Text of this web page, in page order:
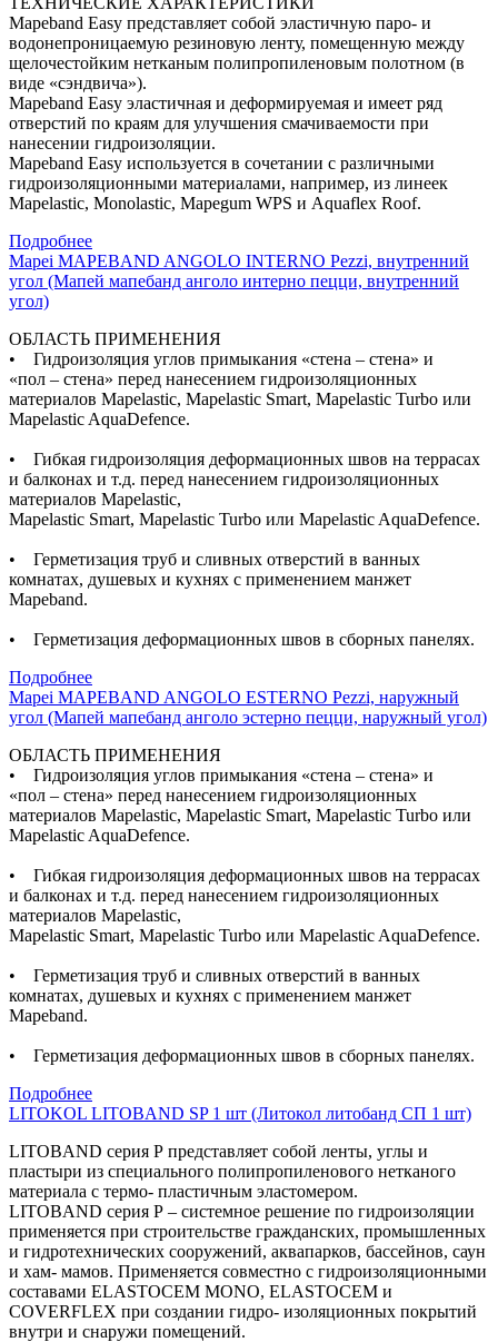
Mapeband Easy представляет собой эластичную паро- и
водонепроницаемую резиновую ленту, помещенную между
щелочестойким нетканым полипропиленовым полотном (в
виде «сэндвича»).
Mapeband Easy эластичная и деформируемая и имеет ряд
отверстий по краям для улучшения смачиваемости при
нанесении гидроизоляции.
Mapeband Easy используется в сочетании с различными
гидроизоляционными материалами, например, из линеек
Mapelastic, Monolastic, Mapegum WPS и Aquaflex Roof.
Подробнее
Mapei MAPEBAND ANGOLO INTERNO Pezzi, внутренний
угол (Мапей мапебанд анголо интерно пецци, внутренний
угол)
ОБЛАСТЬ ПРИМЕНЕНИЯ
• Гидроизоляция углов примыкания «стена – стена» и
«пол – стена» перед нанесением гидроизоляционных
материалов Mapelastic, Mapelastic Smart, Mapelastic Turbo или
Mapelastic AquaDefence.
• Гибкая гидроизоляция деформационных швов на террасах
и балконах и т.д. перед нанесением гидроизоляционных
материалов Mapelastic,
Mapelastic Smart, Mapelastic Turbo или Mapelastic AquaDefence.
• Герметизация труб и сливных отверстий в ванных
комнатах, душевых и кухнях с применением манжет
Mapeband.
• Герметизация деформационных швов в сборных панелях.
Подробнее
Mapei MAPEBAND ANGOLO ESTERNO Pezzi, наружный
угол (Мапей мапебанд анголо эстерно пецци, наружный угол)
ОБЛАСТЬ ПРИМЕНЕНИЯ
• Гидроизоляция углов примыкания «стена – стена» и
«пол – стена» перед нанесением гидроизоляционных
материалов Mapelastic, Mapelastic Smart, Mapelastic Turbo или
Mapelastic AquaDefence.
• Гибкая гидроизоляция деформационных швов на террасах
и балконах и т.д. перед нанесением гидроизоляционных
материалов Mapelastic,
Mapelastic Smart, Mapelastic Turbo или Mapelastic AquaDefence.
• Герметизация труб и сливных отверстий в ванных
комнатах, душевых и кухнях с применением манжет
Mapeband.
• Герметизация деформационных швов в сборных панелях.
Подробнее
LITOKOL LITOBAND SP 1 шт (Литокол литобанд СП 1 шт)
LITOBAND серия Р представляет собой ленты, углы и
пластыри из специального полипропиленового нетканого
материала с термо- пластичным эластомером.
LITOBAND серия Р – системное решение по гидроизоляции
применяется при строительстве гражданских, промышленных
и гидротехнических сооружений, аквапарков, бассейнов, саун
и хам- мамов. Применяется совместно с гидроизоляционными
составами ELASTOCEM MONO, ELASTOCEM и
COVERFLEX при создании гидро- изоляционных покрытий
внутри и снаружи помещений.